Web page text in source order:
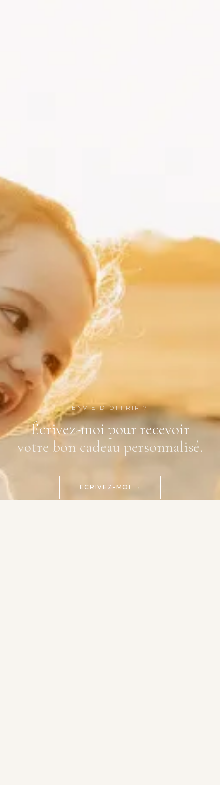
ENVIE D'OFFRIR ?
Écrivez-moi pour recevoir
votre bon cadeau personnalisé.
ÉCRIVEZ-MOI →